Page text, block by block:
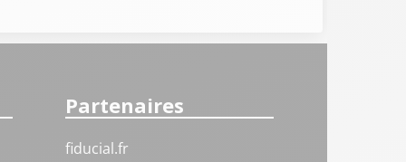
Partenaires
fiducial.fr